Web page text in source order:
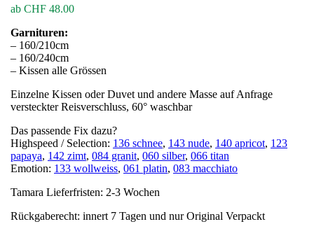
ab CHF 48.00
Garnituren:
– 160/210cm
– 160/240cm
– Kissen alle Grössen
Einzelne Kissen oder Duvet und andere Masse auf Anfrage
versteckter Reisverschluss, 60° waschbar
Das passende Fix dazu?
Highspeed / Selection: 136 schnee, 143 nude, 140 apricot, 123
papaya, 142 zimt, 084 granit, 060 silber, 066 titan
Emotion: 133 wollweiss, 061 platin, 083 macchiato
Tamara Lieferfristen: 2-3 Wochen
Rückgaberecht: innert 7 Tagen und nur Original Verpackt